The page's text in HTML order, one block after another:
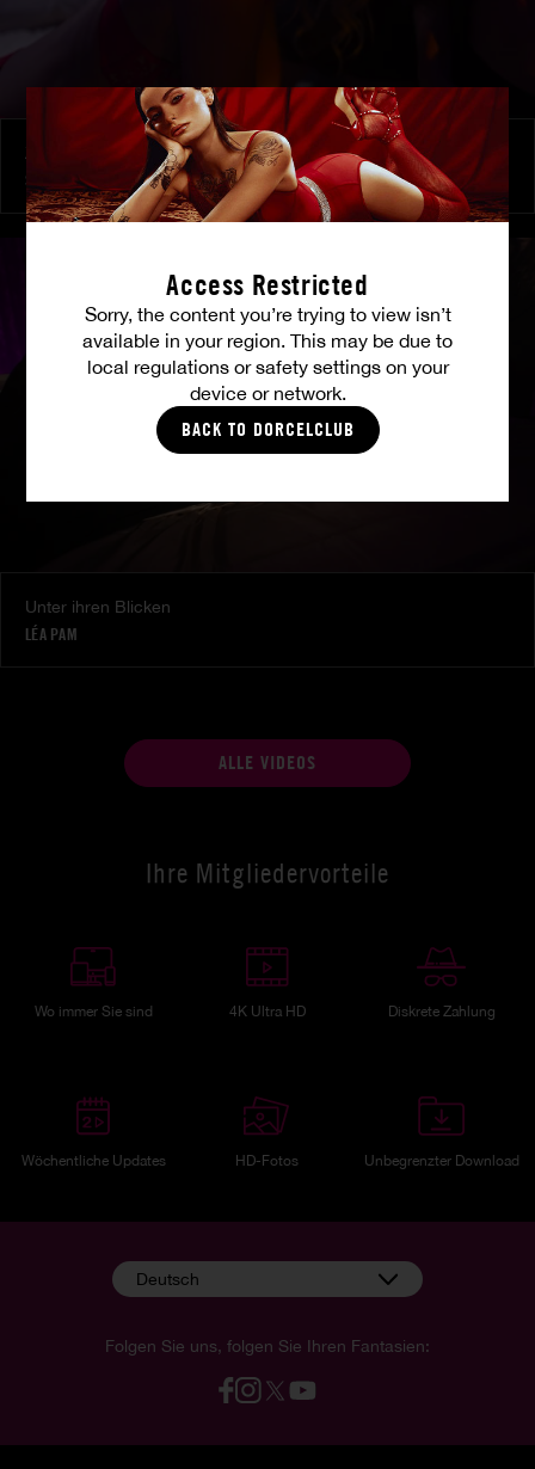
Access Restricted
Sorry, the content you’re trying to view isn’t
available in your region. This may be due to
local regulations or safety settings on your
device or network.
BACK TO DORCELCLUB
Zu ihren Befehlen
SHALINA DEVINE
Unter ihren Blicken
LÉA PAM
ALLE VIDEOS
Ihre Mitgliedervorteile
Wo immer Sie sind 4K Ultra HD Diskrete Zahlung
Wöchentliche Updates HD-Fotos Unbegrenzter Download
Folgen Sie uns, folgen Sie Ihren Fantasien:
Deutsch